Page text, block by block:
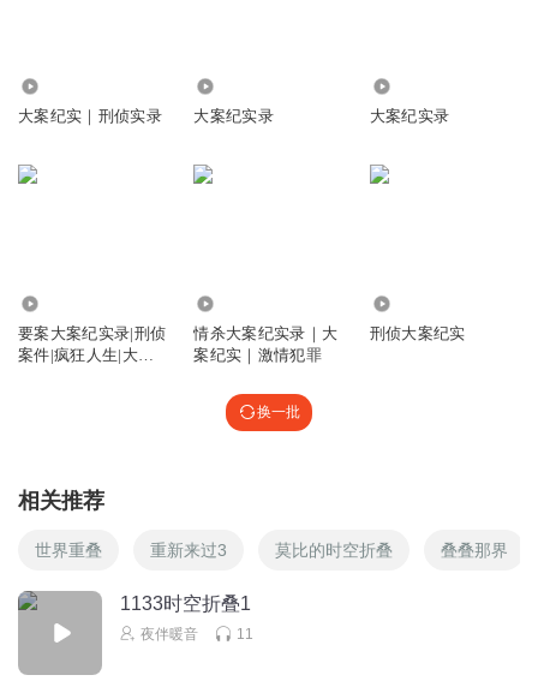
大案纪实｜刑侦实录 大案纪实录 大案纪实录
要案大案纪实录|刑侦
案件|疯狂人生|大案
情杀大案纪实录｜大
案纪实｜激情犯罪
刑侦大案纪实
换一批
相关推荐
世界重叠 重新来过3 莫比的时空折叠 叠叠那界
1133时空折叠1
夜伴暖音 11